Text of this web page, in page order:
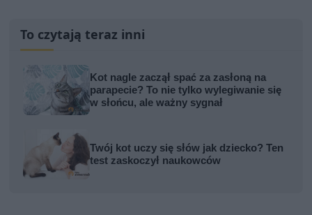
To czytają teraz inni
Kot nagle zaczął spać za zasłoną na
parapecie? To nie tylko wylegiwanie się
w słońcu, ale ważny sygnał
Twój kot uczy się słów jak dziecko? Ten
test zaskoczył naukowców